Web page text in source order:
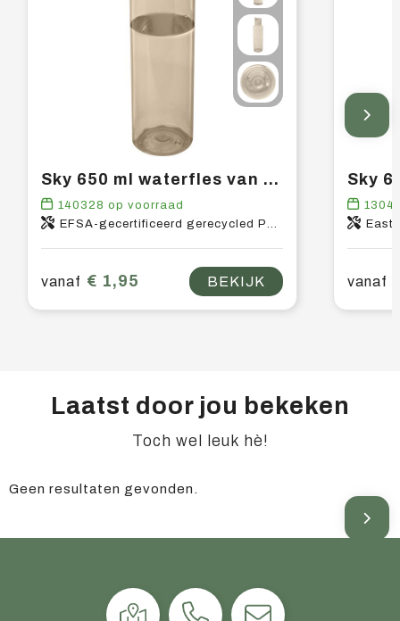
Sky 650 ml waterfles van gerecycled plastic
140328 op voorraad
EFSA-gecertificeerd gerecycled PET-kunststof, PP-kunststof
vanaf € 1,95 BEKIJK vanaf
Laatst door jou bekeken
Toch wel leuk hè!
Geen resultaten gevonden.